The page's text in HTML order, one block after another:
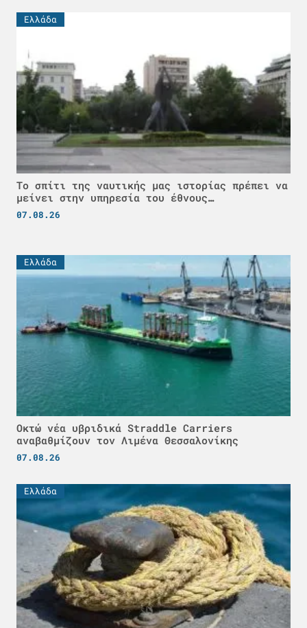
Ελλάδα
Το σπίτι της ναυτικής μας ιστορίας πρέπει να
μείνει στην υπηρεσία του έθνους…
07.08.26
Ελλάδα
Οκτώ νέα υβριδικά Straddle Carriers
αναβαθμίζουν τον Λιμένα Θεσσαλονίκης
07.08.26
Ελλάδα